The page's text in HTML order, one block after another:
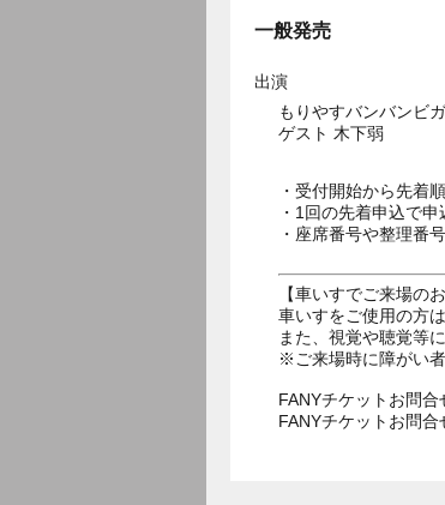
一般発売
出演
もりやすバンバンビ
ゲスト 木下弱
・受付開始から先着
・1回の先着申込で
・座席番号や整理番
【車いすでご来場の
車いすをご使用の方
また、視覚や聴覚等
※ご来場時に障がい
FANYチケットお問
FANYチケットお問